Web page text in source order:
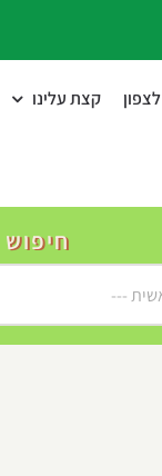
לצפון קצת עלינו